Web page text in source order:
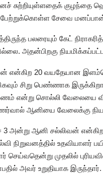
சுற்றியுள்ளதைக் குழந்தை
சேவை
பலரையும் கேட்
அதன்பிறகு
என்கிற 20 வயதேயான
சிறு பெண்ணாக
என்று சொல்லி
ஆனியை வேலைக்கு
3 அன்று ஆனி சல்லிவன்
நிறுவனத்தில் உதவியாளர்
செய்வதென்று முதலில்
அவர் உறுதியாக